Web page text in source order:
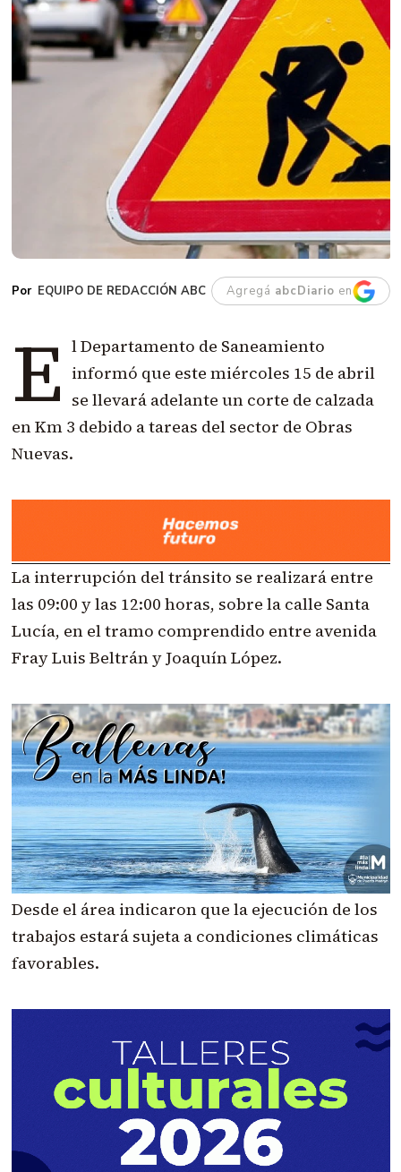
EQUIPO DE REDACCIÓN ABC Agregá abcDiario en
E l Departamento de Saneamiento
informó que este miércoles 15 de abril
se llevará adelante un corte de calzada
en Km 3 debido a tareas del sector de Obras
Nuevas.
La interrupción del tránsito se realizará entre
las 09:00 y las 12:00 horas, sobre la calle Santa
Lucía, en el tramo comprendido entre avenida
Fray Luis Beltrán y Joaquín López.
Desde el área indicaron que la ejecución de los
trabajos estará sujeta a condiciones climáticas
favorables.